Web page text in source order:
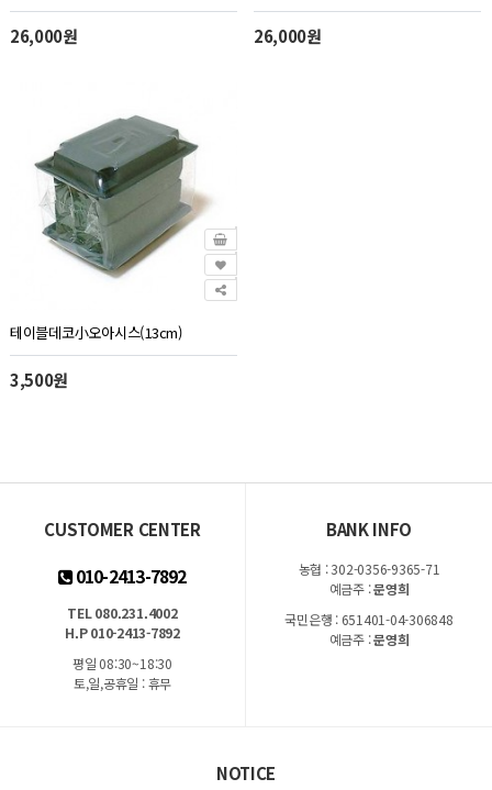
26,000원 26,000원
테이블데코小오아시스(13cm)
3,500원
CUSTOMER CENTER
010-2413-7892
TEL 080.231.4002
H.P 010-2413-7892
평일 08:30~18:30
토,일,공휴일 : 휴무
BANK INFO
농협 : 302-0356-9365-71
예금주 :문영희
국민은행 : 651401-04-306848
예금주 :문영희
NOTICE